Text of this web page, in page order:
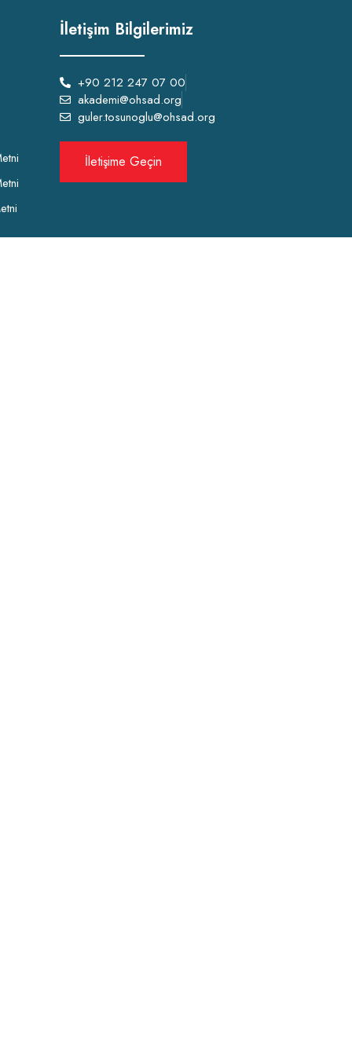
İletişim Bilgilerimiz
+90 212 247 07 00
akademi@ohsad.org
guler.tosunoglu@ohsad.org
İletişime Geçin